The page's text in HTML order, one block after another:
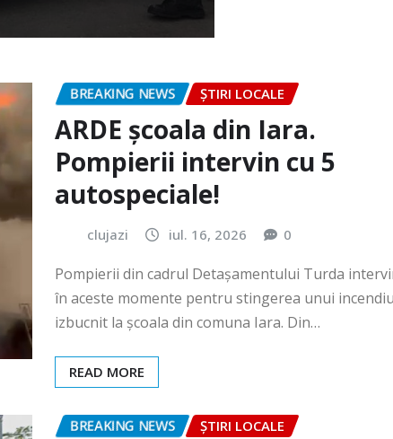
BREAKING NEWS ȘTIRI LOCALE
Pompierii intervin cu 5
autospeciale!
clujazi iul. 16, 2026 0
Pompierii din cadrul Detașamentului Turda intervin
în aceste momente pentru stingerea unui incendiu
izbucnit la școala din comuna Iara. Din…
READ MORE
BREAKING NEWS
Festivalul „România cea
Frumoasă” revine în